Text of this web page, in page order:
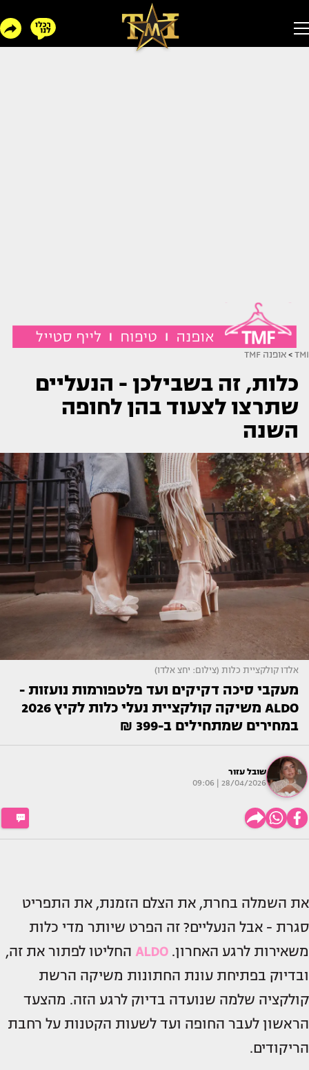
TMI
> אופנה TMF
כלות, זה בשבילכן - הנעליים
שתרצו לצעוד בהן לחופה
השנה
אלדו קולקציית כלות (צילום: יחצ אלדו)
מעקבי סיכה דקיקים ועד פלטפורמות נועזות -
ALDO משיקה קולקציית נעלי כלות לקיץ 2026
במחירים שמתחילים ב-399 ₪
שובל עזור
28/04/2026 | 09:06
את השמלה בחרת, את הצלם הזמנת, את התפריט
סגרת - אבל הנעליים? זה הפרט שיותר מדי כלות
משאירות לרגע האחרון. ALDO החליטו לפתור את זה,
ובדיוק בפתיחת עונת החתונות משיקה הרשת
קולקציה שלמה שנועדה בדיוק לרגע הזה. מהצעד
הראשון לעבר החופה ועד לשעות הקטנות על רחבת
הריקודים.